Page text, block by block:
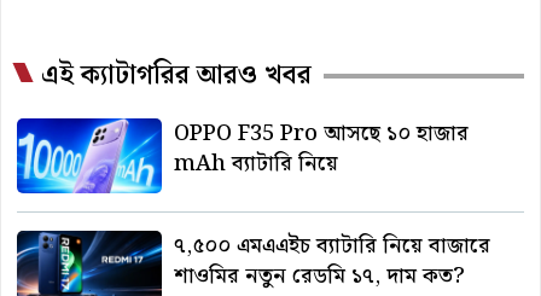
এই ক্যাটাগরির আরও খবর
OPPO F35 Pro আসছে ১০ হাজার
mAh ব্যাটারি নিয়ে
৭,৫০০ এমএএইচ ব্যাটারি নিয়ে বাজারে
শাওমির নতুন রেডমি ১৭, দাম কত?